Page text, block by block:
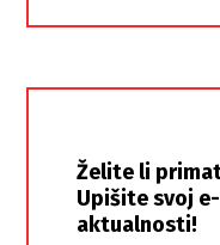
Želite li
Upišite svoj
aktualnosti!